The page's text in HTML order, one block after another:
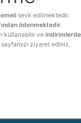
sevk edilmektedir.
ödenmektedir.
kullanabilir ve
sayfamızı ziyaret ediniz.